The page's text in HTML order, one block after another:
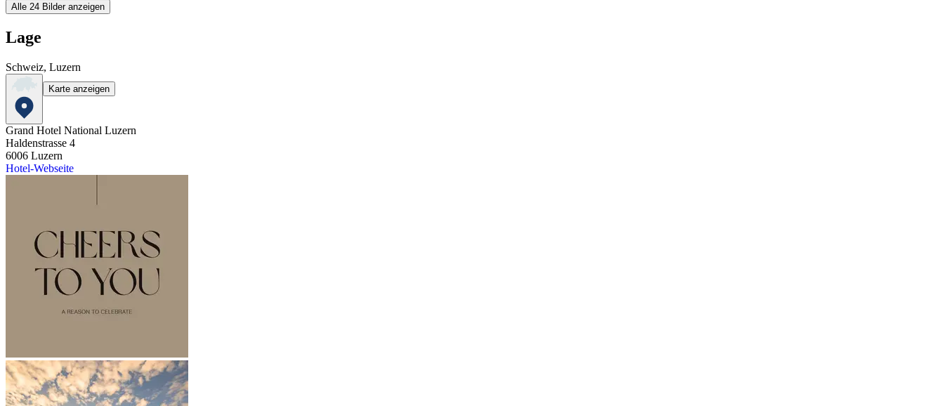
Alle 24 Bilder anzeigen
Lage
Schweiz, Luzern
Karte anzeigen
Grand Hotel National Luzern
Haldenstrasse 4
6006 Luzern
Hotel-Webseite